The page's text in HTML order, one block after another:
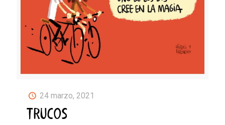
24 marzo, 2021
TRUCOS